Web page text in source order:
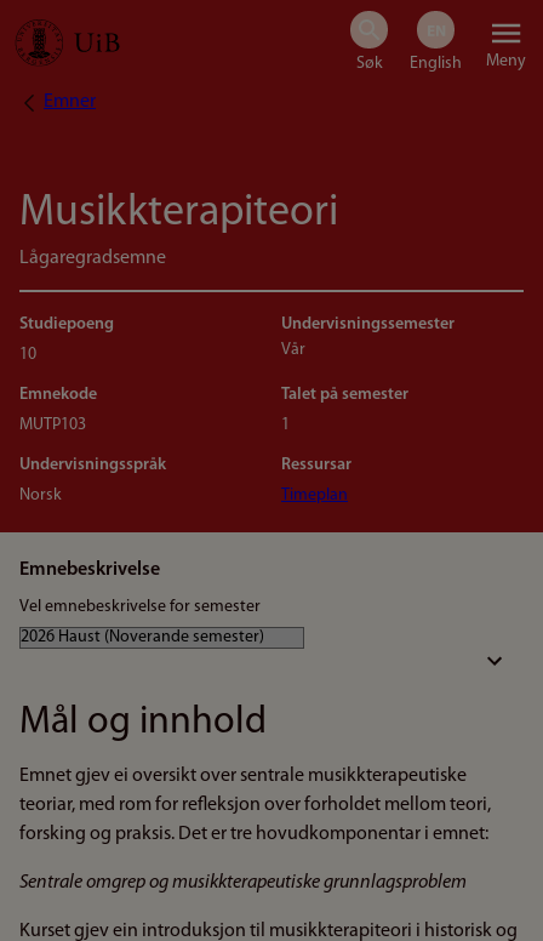
Hopp
Meny
Navigasjonssti
Emner
Musikkterapiteori
Lågaregradsemne
Studiepoeng
10
Undervisningssemester
Vår
Emnekode
MUTP103
Talet på semester
1
Undervisningsspråk
Norsk
Ressursar
Timeplan
Emnebeskrivelse
Vel emnebeskrivelse for semester
Mål og innhold
Emnet gjev ei oversikt over sentrale musikkterapeutiske
teoriar, med rom for refleksjon over forholdet mellom teori,
forsking og praksis. Det er tre hovudkomponentar i emnet:
Sentrale omgrep og musikkterapeutiske grunnlagsproblem
Kurset gjev ein introduksjon til musikkterapiteori i historisk og